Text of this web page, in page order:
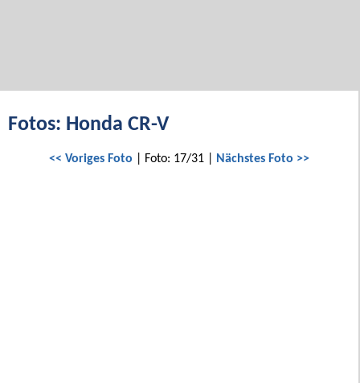
Fotos: Honda CR-V
<< Voriges Foto | Foto: 17/31 | Nächstes Foto >>